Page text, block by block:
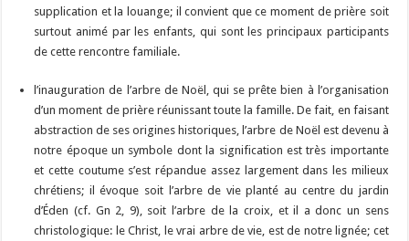
supplication et la louange; il convient que ce moment de prière soit
surtout animé par les enfants, qui sont les principaux participants
de cette rencontre familiale.
l’inauguration de l’arbre de Noël, qui se prête bien à l’organisation
d’un moment de prière réunissant toute la famille. De fait, en faisant
abstraction de ses origines historiques, l’arbre de Noël est devenu à
notre époque un symbole dont la signification est très importante
et cette coutume s’est répandue assez largement dans les milieux
chrétiens; il évoque soit l’arbre de vie planté au centre du jardin
d’Éden (cf. Gn 2, 9), soit l’arbre de la croix, et il a donc un sens
christologique: le Christ, le vrai arbre de vie, est de notre lignée; cet